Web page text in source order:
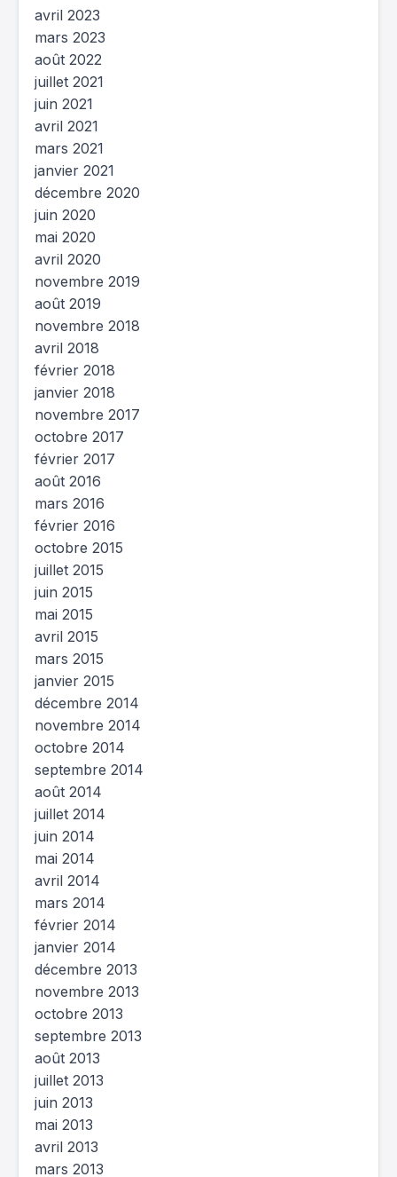
avril 2023
mars 2023
août 2022
juillet 2021
juin 2021
avril 2021
mars 2021
janvier 2021
décembre 2020
juin 2020
mai 2020
avril 2020
novembre 2019
août 2019
novembre 2018
avril 2018
février 2018
janvier 2018
novembre 2017
octobre 2017
février 2017
août 2016
mars 2016
février 2016
octobre 2015
juillet 2015
juin 2015
mai 2015
avril 2015
mars 2015
janvier 2015
décembre 2014
novembre 2014
octobre 2014
septembre 2014
août 2014
juillet 2014
juin 2014
mai 2014
avril 2014
mars 2014
février 2014
janvier 2014
décembre 2013
novembre 2013
octobre 2013
septembre 2013
août 2013
juillet 2013
juin 2013
mai 2013
avril 2013
mars 2013